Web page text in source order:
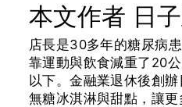
本文作者 日
店長是30多年的糖尿病
靠運動與飲食減重了20
以下。金融業退休後創
無糖冰淇淋與甜點，讓